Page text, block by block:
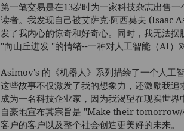
第一笔交易是在13岁时为一家科技杂志出售
读者。我发现自己被艾萨克·阿西莫夫 (Isaac
发了我内心的惊奇和好奇心。同时，我无法
"向山丘进发 "的情绪--一种对人工智能（AI）
Asimov's 的《机器人》系列描绘了一个人工
这些故事不仅激发了我的想象力，还激励我
成为一名科技企业家，因为我渴望在现实世
自豪地宣布其宗旨是 "Make their tomorrow/
客户的客户以及整个社会创造更美好的未来。